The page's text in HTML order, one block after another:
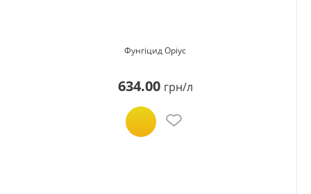
Фунгіцид Оріус
634.00 грн/л